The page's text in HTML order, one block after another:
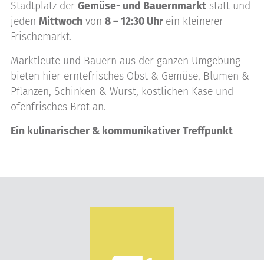
Stadtplatz der Gemüse- und Bauernmarktstatt und
jeden Mittwochvon 8 – 12:30 Uhr ein kleinerer
Frischemarkt.
Marktleute und Bauern aus der ganzen Umgebung
bieten hier erntefrisches Obst & Gemüse, Blumen &
Pflanzen, Schinken & Wurst, köstlichen Käse und
ofenfrisches Brot an.
Ein kulinarischer & kommunikativer Treffpunkt